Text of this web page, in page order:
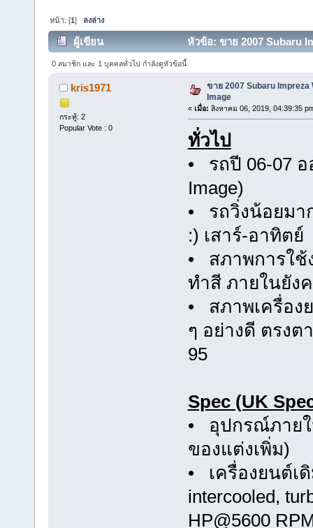
หน้า: [1] ลงล่าง
ผู้เขียน หัวข้อ: ขาย 2007 Subaru
0 สมาชิก และ 1 บุคคลทั่วไป กำลังดูหัวข้อนี้
kris1971
กระทู้: 2
Popular Vote : 0
ขาย 2007 Subaru
Image
« เมื่อ: สิงหาคม 06, 2019, 04:39:35
ทั่วไป
• รถปี 06-07 อ
Image)
• รถวิ่งน้อยมา
:) เสาร์-อาทิตย์
• สภาพการใช้
ทำสี ภายในยัง
• สภาพเครื่อง
ๆ อย่างดี ตรงต
95
Spec (UK
• อุปกรณ์ภายใ
ของแต่งเพิ่ม)
• เครื่องยนต์เ
intercooled,
HP@5600